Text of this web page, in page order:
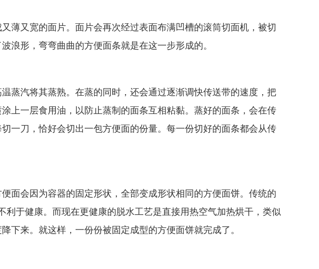
薄又宽的面片。面片会再次经过表面布满凹槽的滚筒切面机，被切
浪形，弯弯曲曲的方便面条就是在这一步形成的。
蒸汽将其蒸熟。在蒸的同时，还会通过逐渐调快传送带的速度，把
上一层食用油，以防止蒸制的面条互相粘黏。蒸好的面条，会在传
一刀，恰好会切出一包方便面的份量。每一份切好的面条都会从传
面会因为容器的固定形状，全部变成形状相同的方便面饼。传统的
于健康。而现在更健康的脱水工艺是直接用热空气加热烘干，类似
来。就这样，一份份被固定成型的方便面饼就完成了。